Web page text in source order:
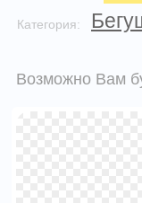
Категория:
Возможно Вам